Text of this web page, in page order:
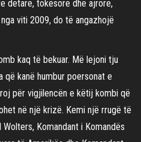
detare, tokësore dhe ajrore,
viti 2009, do të angazhojë
kaq të bekuar. Më lejoni tju
kanë humbur poersonat e
për vigjilencën e këtij kombi që
në një krizë. Kemi një rrugë të
Komandant i Komandës